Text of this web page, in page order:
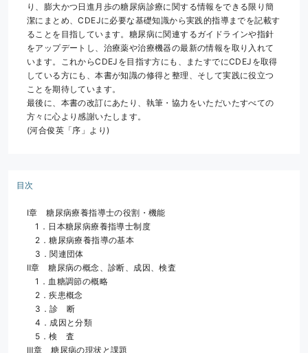
り、膨大かつ日進月歩の糖尿病診療に関する情報をできる限り簡
潔にまとめ、CDEJに必要な基礎知識から実践的指導までを記載す
ることを目指しています。糖尿病に関連するガイドラインや指針
をアップデートし、治療薬や治療機器の最新の情報を取り入れて
います。これからCDEJを目指す方にも、またすでにCDEJを取得
している方にも、本書が知識の修得と整理、そして実践に役立つ
ことを期待しています。
最後に、本書の改訂にあたり、執筆・協力をいただいたすべての
方々に心より感謝いたします。
(河合俊英「序」より)
目次
Ⅰ章　糖尿病療養指導士の役割・機能
1．日本糖尿病療養指導士制度
2．糖尿病療養指導の基本
3．関連団体
Ⅱ章　糖尿病の概念、診断、成因、検査
1．血糖調節の概略
2．疾患概念
3．診　断
4．成因と分類
5．検　査
Ⅲ章　糖尿病の現状と課題